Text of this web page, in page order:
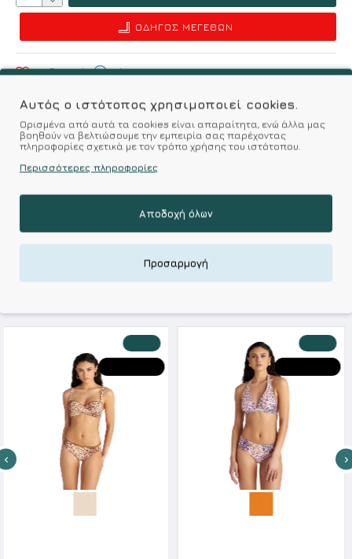
Σύμφωνα με 0 αξιολογήσεις. -
ΟΔΗΓΌΣ ΜΕΓΕΘΏΝ
Επιθυμητό Σύγκριση
Εσάς & Υφάσματα Υψηλής Ποιότητας για
Απολαύστε Υφάσματα Φιλικά Προς το Δέρμα & Ανώτερη
Ποιότητα σε Προσιτές τιμές
HOT DEALS HOT DEALS
-20 %
Αυτός ο ιστότοπος χρησιμοποιεί cookies.
Ορισμένα από αυτά τα cookies είναι απαραίτητα, ενώ άλλα μας
βοηθούν να βελτιώσουμε την εμπειρία σας παρέχοντας
πληροφορίες σχετικά με τον τρόπο χρήσης του ιστότοπου.
Περισσότερες πληροφορίες
Αποδοχή όλων
Προσαρμογή